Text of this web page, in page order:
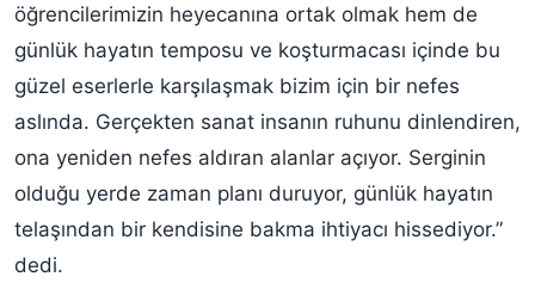
öğrencilerimizin heyecanına ortak olmak hem de
günlük hayatın temposu ve koşturmacası içinde bu
güzel eserlerle karşılaşmak bizim için bir nefes
aslında. Gerçekten sanat insanın ruhunu dinlendiren,
ona yeniden nefes aldıran alanlar açıyor. Serginin
olduğu yerde zaman planı duruyor, günlük hayatın
telaşından bir kendisine bakma ihtiyacı hissediyor.”
dedi.